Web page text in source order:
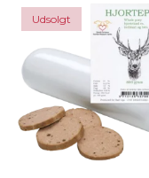
Udsolgt